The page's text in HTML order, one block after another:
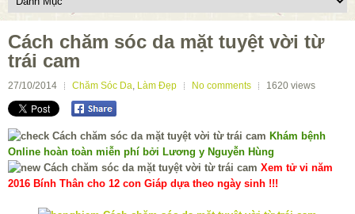
Cách chăm sóc da mặt tuyệt vời từ
trái cam
27/10/2014 Chăm Sóc Da, Làm Đẹp No comments 1620 views
Khám bệnh
Online hoàn toàn miễn phí bởi Lương y Nguyễn Hùng
Xem tử vi năm
2016 Bính Thân cho 12 con Giáp dựa theo ngày sinh !!!